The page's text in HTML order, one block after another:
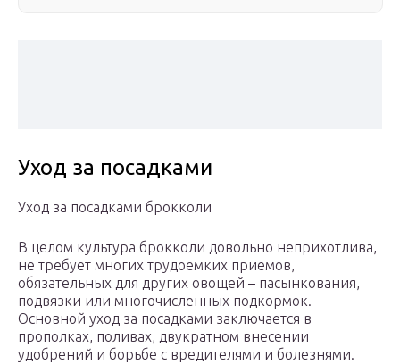
Уход за посадками
Уход за посадками брокколи
В целом культура брокколи довольно неприхотлива,
не требует многих трудоемких приемов,
обязательных для других овощей – пасынкования,
подвязки или многочисленных подкормок.
Основной уход за посадками заключается в
прополках, поливах, двукратном внесении
удобрений и борьбе с вредителями и болезнями.